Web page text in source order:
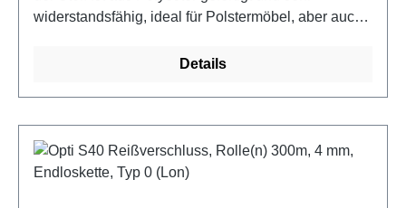
widerstandsfähig, ideal für Polstermöbel, aber auch
Haushaltswaren. Band: gewebtes Polyesterband,
Waschechtheit bis 60C, Ökotex 100Farbe: grün
dunkelMaße: 1 m
Details